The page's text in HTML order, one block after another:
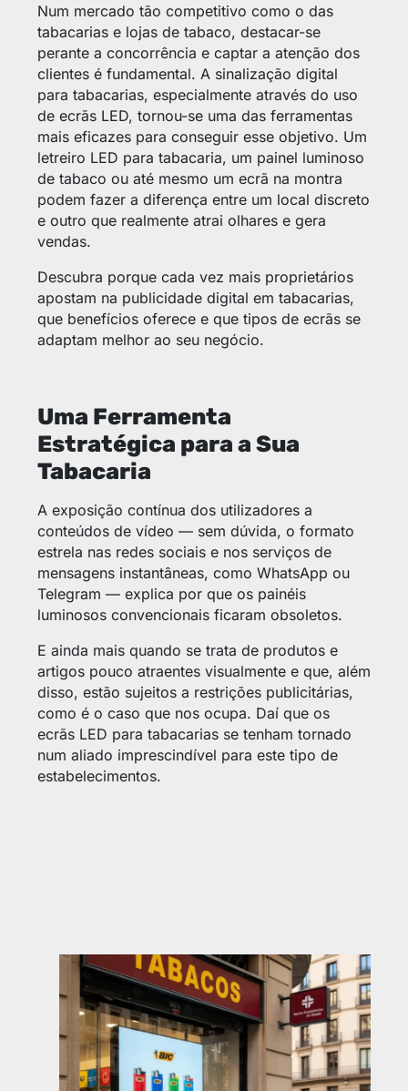
Num mercado tão competitivo como o das
tabacarias e lojas de tabaco, destacar-se
perante a concorrência e captar a atenção dos
clientes é fundamental. A sinalização digital
para tabacarias, especialmente através do uso
de ecrãs LED, tornou-se uma das ferramentas
mais eficazes para conseguir esse objetivo. Um
letreiro LED para tabacaria, um painel luminoso
de tabaco ou até mesmo um ecrã na montra
podem fazer a diferença entre um local discreto
e outro que realmente atrai olhares e gera
vendas.
Descubra porque cada vez mais proprietários
apostam na publicidade digital em tabacarias,
que benefícios oferece e que tipos de ecrãs se
adaptam melhor ao seu negócio.
Uma Ferramenta
Estratégica para a Sua
Tabacaria
A exposição contínua dos utilizadores a
conteúdos de vídeo — sem dúvida, o formato
estrela nas redes sociais e nos serviços de
mensagens instantâneas, como WhatsApp ou
Telegram — explica por que os painéis
luminosos convencionais ficaram obsoletos.
E ainda mais quando se trata de produtos e
artigos pouco atraentes visualmente e que, além
disso, estão sujeitos a restrições publicitárias,
como é o caso que nos ocupa. Daí que os
ecrãs LED para tabacarias se tenham tornado
num aliado imprescindível para este tipo de
estabelecimentos.